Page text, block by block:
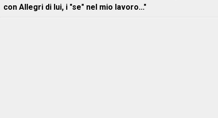
con Allegri di lui, i "se" nel mio lavoro..."